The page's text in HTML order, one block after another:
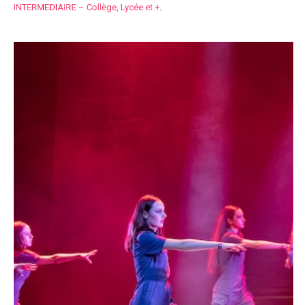
INTERMEDIAIRE – Collège, Lycée et +.